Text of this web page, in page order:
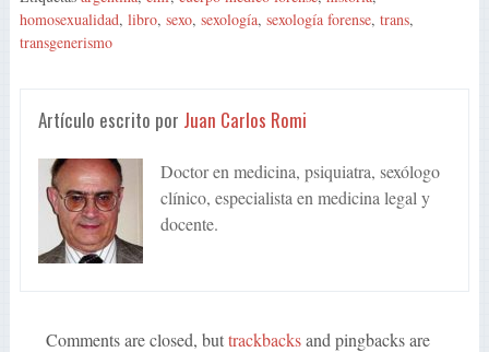
homosexualidad, libro, sexo, sexología, sexología forense, trans,
transgenerismo
Artículo escrito por Juan Carlos Romi
Doctor en medicina, psiquiatra, sexólogo
clínico, especialista en medicina legal y
docente.
Comments are closed, buttrackbacksand pingbacks are